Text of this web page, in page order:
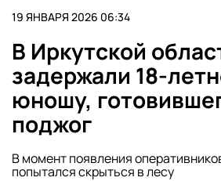
19 ЯНВАРЯ 2026 06:34
В Иркутской
задержали 18-
юношу,
поджог
В момент появления
попытался скрыться в лесу